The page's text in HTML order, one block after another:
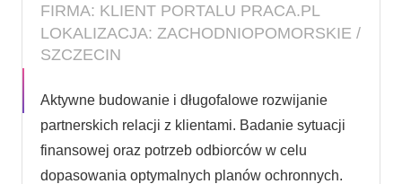
FIRMA: KLIENT PORTALU PRACA.PL
LOKALIZACJA: ZACHODNIOPOMORSKIE /
SZCZECIN
Aktywne budowanie i długofalowe rozwijanie
partnerskich relacji z klientami. Badanie sytuacji
finansowej oraz potrzeb odbiorców w celu
dopasowania optymalnych planów ochronnych.